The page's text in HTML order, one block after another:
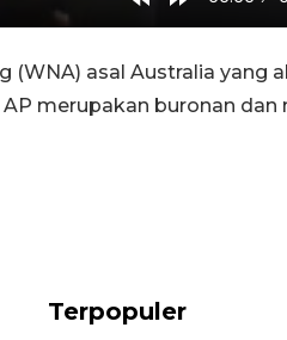
RewindForward
(WNA) asal Australia yang
merupakan buronan dan
Terpopuler